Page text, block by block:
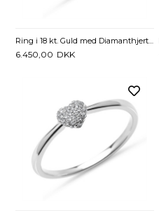
6.450,00 DKK